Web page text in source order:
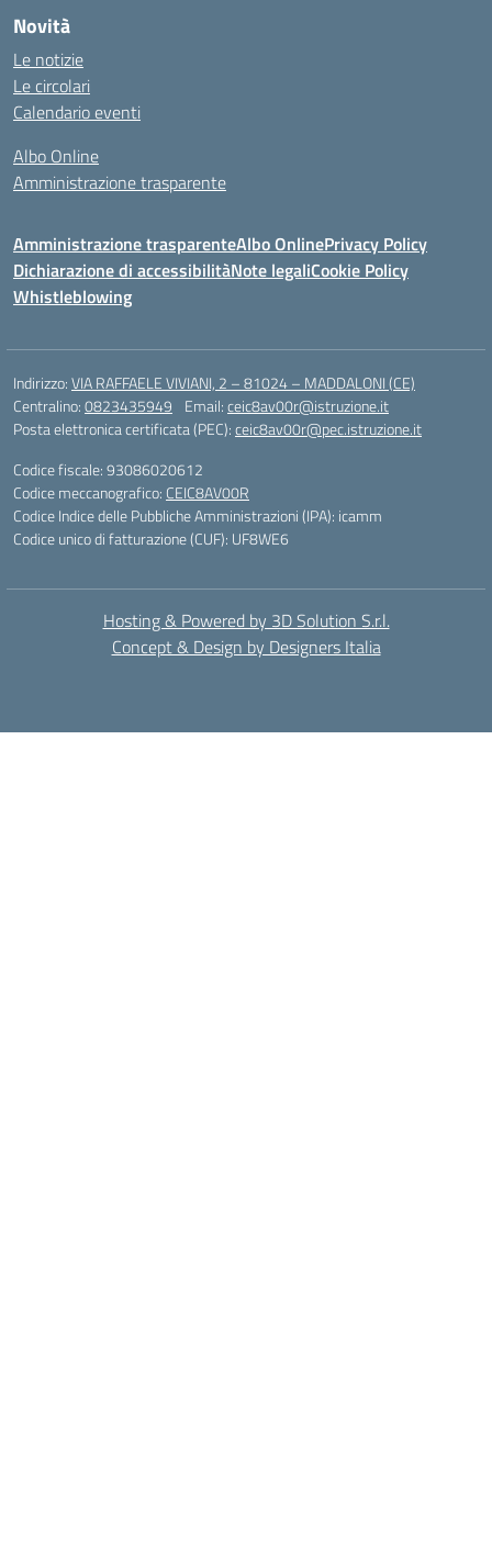
Novità
Le notizie
Le circolari
Calendario eventi
Albo Online
Amministrazione trasparente
Amministrazione trasparenteAlbo OnlinePrivacy Policy
Dichiarazione di accessibilitàNote legaliCookie Policy
Whistleblowing
Indirizzo:VIA RAFFAELE VIVIANI, 2 – 81024 – MADDALONI (CE)
Centralino:0823435949 Email:ceic8av00r@istruzione.it
Posta elettronica certificata (PEC):ceic8av00r@pec.istruzione.it
Codice fiscale: 93086020612
Codice meccanografico: CEIC8AV00R
Codice Indice delle Pubbliche Amministrazioni (IPA): icamm
Codice unico di fatturazione (CUF): UF8WE6
Hosting & Powered by 3D Solution S.r.l.
Concept & Design by Designers Italia